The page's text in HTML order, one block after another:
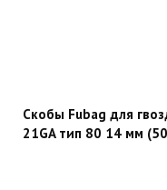
Скобы Fubag для
21GA тип 80 14 мм